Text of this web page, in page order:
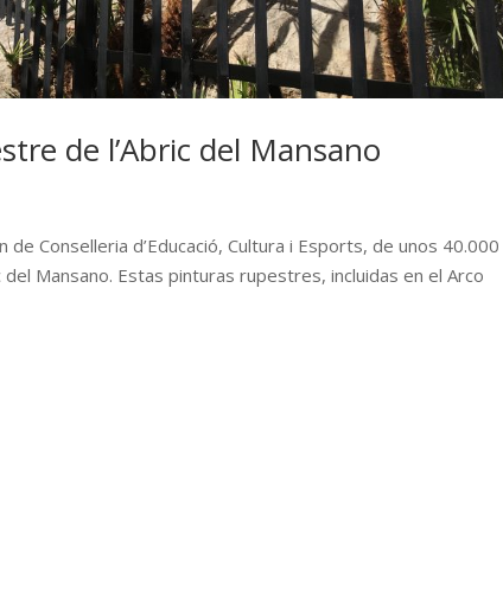
de l’Abric del Mansano
Conselleria d’Educació, Cultura i Esports, de unos 40.000
Mansano. Estas pinturas rupestres, incluidas en el Arco